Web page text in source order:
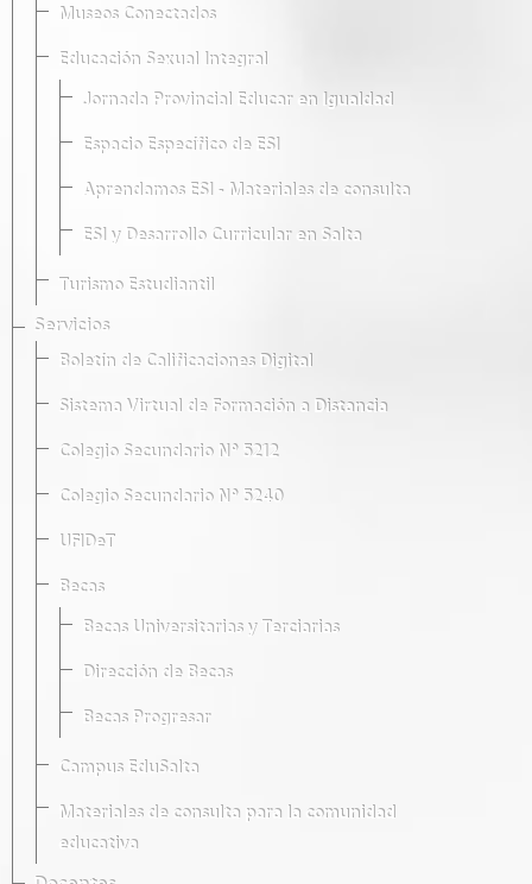
Museos Conectados
Educación Sexual Integral
Jornada Provincial Educar en Igualdad
Espacio Específico de ESI
Aprendamos ESI - Materiales de consulta
ESI y Desarrollo Curricular en Salta
Turismo Estudiantil
Servicios
Boletín de Calificaciones Digital
Sistema Virtual de Formación a Distancia
Colegio Secundario Nº 5212
Colegio Secundario Nº 5240
UFIDeT
Becas
Becas Universitarias y Terciarias
Dirección de Becas
Becas Progresar
Campus EduSalta
Materiales de consulta para la comunidad
educativa